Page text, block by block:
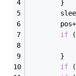
        }
if (
        }
if (